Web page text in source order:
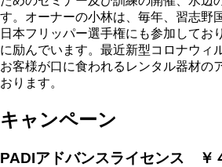
す。オーナーの小林は、毎年、習志野
日本フリッパー選手権にも参加してお
に励んでいます。最近新型コロナウィ
お客様が口に食われるレンタル器材の
おります。
キャンペーン
PADIアドバンスライセンス ￥